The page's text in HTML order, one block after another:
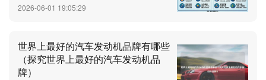
2026-06-01 19:05:29
世界上最好的汽车发动机品牌有哪些
（探究世界上最好的汽车发动机品
牌）